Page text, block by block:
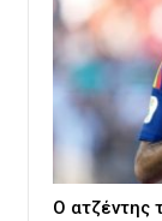
Ο ατζέντης